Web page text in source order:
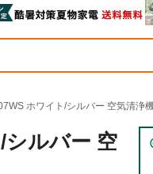
ホワイト/シルバー 空気清浄
ルバー 空